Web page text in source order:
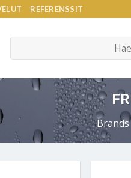
REFERENSSIT
Brands